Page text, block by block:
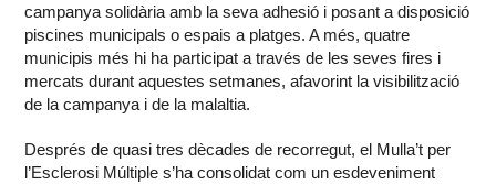
campanya solidària amb la seva adhesió i posant a disposició
piscines municipals o espais a platges. A més, quatre
municipis més hi ha participat a través de les seves fires i
mercats durant aquestes setmanes, afavorint la visibilització
de la campanya i de la malaltia.
Després de quasi tres dècades de recorregut, el Mulla’t per
l’Esclerosi Múltiple s’ha consolidat com un esdeveniment